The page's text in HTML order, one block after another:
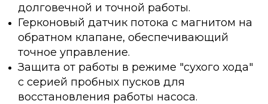
долговечной и точной работы.
Герконовый датчик потока с магнитом на
обратном клапане, обеспечивающий
точное управление.
Защита от работы в режиме "сухого хода"
с серией пробных пусков для
восстановления работы насоса.